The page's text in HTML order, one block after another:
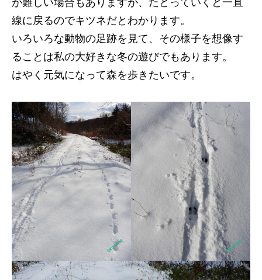
線に戻るのでキツネだとわかります。
いろいろな動物の足跡を見て、その様子を想像す
ることは私の大好きな冬の遊びでもあります。
はやく元気になって森を歩きたいです。